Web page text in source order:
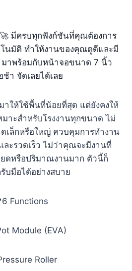
มีครบทุกฟังก์ชันที่คุณต้องการ
นมัติ ทำให้งานของคุณดูดีและมี
าพร้อมกับหน้าจอขนาด 7 นิ้ว
ช้า จัดเลยได้เลย
าให้ใช้พื้นที่น้อยที่สุด แต่ยังคงให้
มาะสำหรับโรงงานทุกขนาด ไม่
เล็กหรือใหญ่ ควบคุมการทำงาน
ละรวดเร็ว ไม่ว่าคุณจะมีงานที่
ยดหรือปริมาณงานมาก ตัวนี้ก็
บมือได้อย่างสบาย
Functions
Module (EVA)
Roller